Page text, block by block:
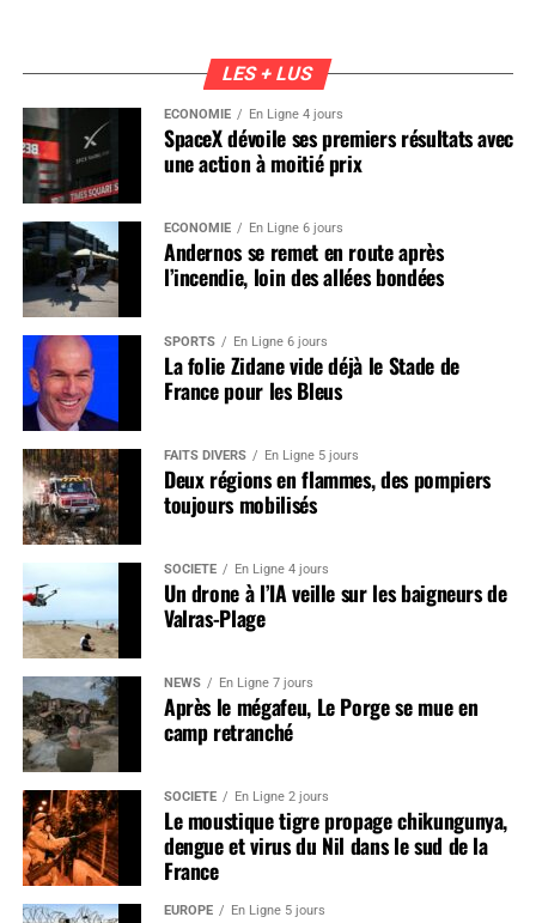
LES + LUS
ÉCONOMIE En Ligne 4 jours
SpaceX dévoile ses premiers résultats avec
une action à moitié prix
ÉCONOMIE En Ligne 6 jours
Andernos se remet en route après
l’incendie, loin des allées bondées
SPORTS En Ligne 6 jours
La folie Zidane vide déjà le Stade de
France pour les Bleus
FAITS DIVERS En Ligne 5 jours
Deux régions en flammes, des pompiers
toujours mobilisés
SOCIÉTÉ En Ligne 4 jours
Un drone à l’IA veille sur les baigneurs de
Valras-Plage
NEWS En Ligne 7 jours
Après le mégafeu, Le Porge se mue en
camp retranché
SOCIÉTÉ En Ligne 2 jours
Le moustique tigre propage chikungunya,
dengue et virus du Nil dans le sud de la
France
EUROPE En Ligne 5 jours